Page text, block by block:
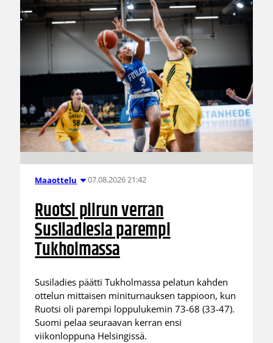
Maaottelu 07.08.2026 21:42
Ruotsi piirun verran
Susiladiesia parempi
Tukholmassa
Susiladies päätti Tukholmassa pelatun kahden
ottelun mittaisen miniturnauksen tappioon, kun
Ruotsi oli parempi loppulukemin 73-68 (33-47).
Suomi pelaa seuraavan kerran ensi
viikonloppuna Helsingissä.